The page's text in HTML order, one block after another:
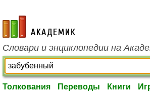
academic.ru
Словари и энциклопедии на
Толкования Переводы Книги